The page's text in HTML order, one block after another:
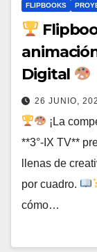
FLIPBOOKS
Digital
26 JUNIO,
¡La
**3°-IX TV**
llenas de
por cuadro.
cómo…